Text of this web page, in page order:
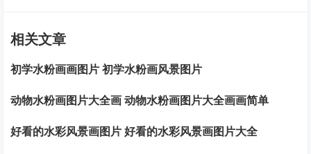
相关文章
初学水粉画画图片 初学水粉画风景图片
动物水粉画图片大全画 动物水粉画图片大全画画简单
好看的水彩风景画图片 好看的水彩风景画图片大全